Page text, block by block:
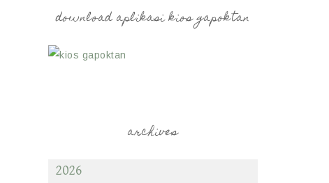
download aplikasi kios gapoktan
archives
2026